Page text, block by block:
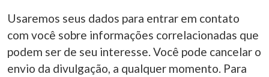
Usaremos seus dados para entrar em contato
com você sobre informações correlacionadas que
podem ser de seu interesse. Você pode cancelar o
envio da divulgação, a qualquer momento. Para